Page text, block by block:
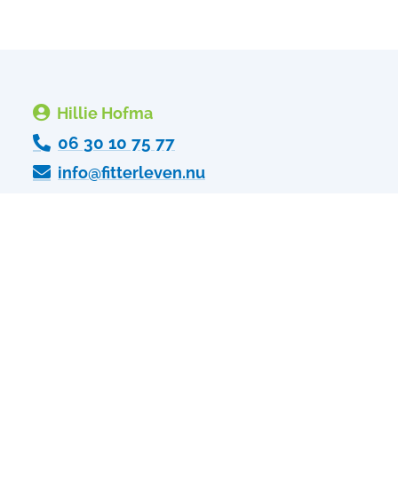
 Hillie Hofma
 06 30 10 75 77
 info@fitterleven.nu